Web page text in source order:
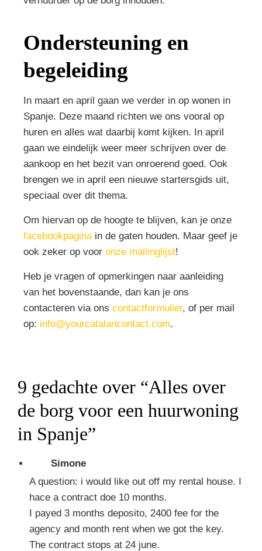
Ondersteuning en
begeleiding
In maart en april gaan we verder in op wonen in
Spanje. Deze maand richten we ons vooral op
huren en alles wat daarbij komt kijken. In april
gaan we eindelijk weer meer schrijven over de
aankoop en het bezit van onroerend goed. Ook
brengen we in april een nieuwe startersgids uit,
speciaal over dit thema.
Om hiervan op de hoogte te blijven, kan je onze
facebookpaginain de gaten houden. Maar geef je
ook zeker op voor onze mailinglijst!
Heb je vragen of opmerkingen naar aanleiding
van het bovenstaande, dan kan je ons
contacteren via ons contactformulier, of per mail
op: info@yourcatalancontact.com.
9 gedachte over “Alles over
de borg voor een huurwoning
in Spanje”
Simone
A question: i would like out off my rental house. I
hace a contract doe 10 months.
I payed 3 months deposito, 2400 fee for the
agency and month rent when we got the key.
The contract stops at 24 june.